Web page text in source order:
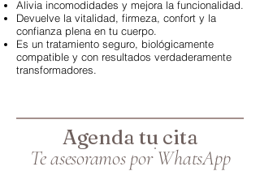
Alivia incomodidades y mejora la funcionalidad.
Devuelve la vitalidad, firmeza, confort y la
confianza plena en tu cuerpo.
Es un tratamiento seguro, biológicamente
compatible y con resultados verdaderamente
transformadores.
Agenda tu cita
Te asesoramos por WhatsApp